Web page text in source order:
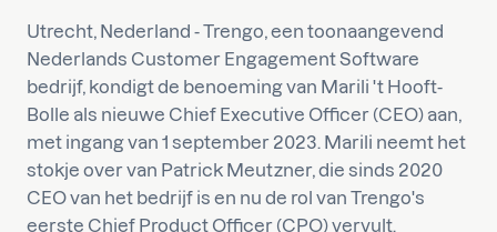
Utrecht, Nederland - Trengo, een toonaangevend
Nederlands Customer Engagement Software
bedrijf, kondigt de benoeming van Marili 't Hooft-
Bolle als nieuwe Chief Executive Officer (CEO) aan,
met ingang van 1 september 2023. Marili neemt het
stokje over van Patrick Meutzner, die sinds 2020
CEO van het bedrijf is en nu de rol van Trengo's
eerste Chief Product Officer (CPO) vervult.